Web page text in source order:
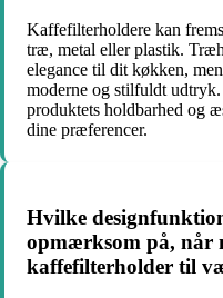
Kaffefilterholdere kan
træ, metal eller plastik.
elegance til dit køkken,
moderne og stilfuldt
produktets holdbarhed og
dine præferencer.
Hvilke
opmærksom på, når
kaffefilterholder til